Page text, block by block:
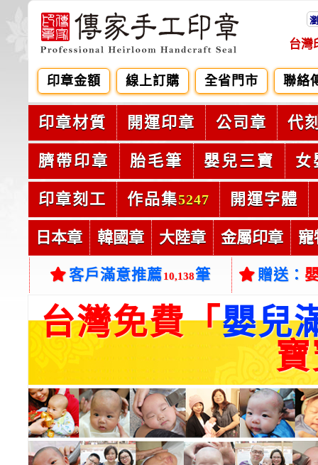
台灣
印章金額 線上訂購 全省門市 聯絡
印章材質 開運印章 公司章 代
臍帶印章 胎毛筆 嬰兒三寶 女
印章刻工 作品集5247 開運字體
日本章 韓國章 大陸章 金屬印章 寵
客戶滿意推薦10,138筆 贈送：
台灣免費「嬰兒